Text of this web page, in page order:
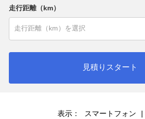
走行距離（km）
見積りスタート
表示： スマートフォン |